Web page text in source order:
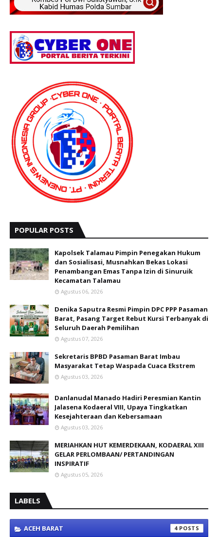
POPULAR POSTS
Kapolsek Talamau Pimpin Penegakan Hukum
dan Sosialisasi, Musnahkan Bekas Lokasi
Penambangan Emas Tanpa Izin di Sinuruik
Kecamatan Talamau
Agustus 06, 2026
Denika Saputra Resmi Pimpin DPC PPP Pasaman
Barat, Pasang Target Rebut Kursi Terbanyak di
Seluruh Daerah Pemilihan
Agustus 07, 2026
Sekretaris BPBD Pasaman Barat Imbau
Masyarakat Tetap Waspada Cuaca Ekstrem
Agustus 03, 2026
Danlanudal Manado Hadiri Peresmian Kantin
Jalasena Kodaeral VIII, Upaya Tingkatkan
Kesejahteraan dan Kebersamaan
Agustus 03, 2026
MERIAHKAN HUT KEMERDEKAAN, KODAERAL XIII
GELAR PERLOMBAAN/ PERTANDINGAN
INSPIRATIF
Agustus 05, 2026
LABELS
ACEH BARAT 4